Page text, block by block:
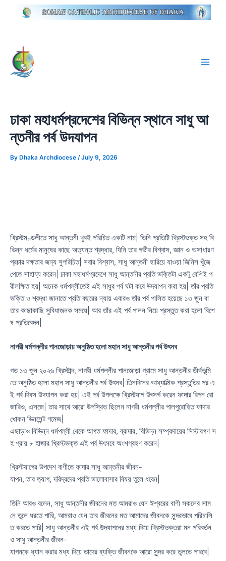
ঢাকা মহাধর্মপ্রদেশের বিভিন্ন স্থানে সাধু আ
ন্তনীর পর্ব উদযাপন
By Dhaka Archdiocese /July 9, 2026
খ্রিস্টমণ্ডলীতে সাধু আন্তনী খুবই পরিচিত একটি নাম| তিনি প্রতিটি খ্রিস্টভক্ত সহ বি
ভিন্ন ধর্মের মানুষের কাছে অত্যন্ত শ্রদ্ধার, যিনি তার গভীর বিশ্বাস, জ্ঞান ও অসাধারণ
প্রচার দক্ষতার জন্য সুপরিচিত| সবার বিশ্বাস, সাধু আন্তনী হারিয়ে যাওয়া জিনিস খুঁজে
পেতে সাহায্য করেন| ঢাকা মহাধর্মপ্রদেশে সাধু আন্তনীর প্রতি ভক্তিটা একটু বেশিই প
রীলক্ষিত হয়| অনেক ধর্মপল্লীতেই এই সাধুর পর্ব ঘটা করে উদযাপন করা হয়| তাঁর প্রতি
ভক্তি ও শ্রদ্ধা জানাতে প্রতি বছরের ন্যায় এবারও তাঁর পর্ব পালিত হয়েছে ১৩ জুন বা
তার কাছাকাছি সুবিধাজনক সময়ে| আর তাঁর এই পর্ব পালন নিয়ে প্রস্তুত করা হলো বিশে
ষ প্রতিবেদন|
নাগরীধর্মপল্লীরপানজোড়ায়অনুষ্ঠিতহলোমহানসাধুআন্তনীরপর্বউৎসব
গত ১৩ জুন ২০২৬ খ্রিস্টাব্দ, নাগরী ধর্মপল্লীর পানজোড়া গ্রামে সাধু আন্তনীর তীর্থভূমি
তে অনুষ্ঠিত হলো মহান সাধু আন্তনীর পর্ব উৎসব| তিনদিনের আধ্যাত্মিক প্রস্তুতির পর এ
ই পর্ব দিবস উদযাপন করা হয়| এই পর্ব উপলক্ষে খ্রিস্টযাগ উৎসর্গ করেন ফাদার রিপন রো
জারিও, এসজে| তার সাথে আরো উপস্থিত ছিলেন নাগরী ধর্মপল্লীর পালপুরোহিত ফাদার
খোকন ভিনসেন্ট গমেজ|
এছাড়াও বিভিন্ন ধর্মপল্লী থেকে আগত ফাদার, ব্রাদার, বিভিন্ন সম্প্রদায়ের সিস্টারগণ স
হ প্রায় ৮ হাজার খ্রিস্টভক্ত এই পর্ব উৎসবে অংশগ্রহণ করেন|
খ্রিস্টযাগের উপদেশ বাণীতে ফাদার সাধু আন্তনীর জীবন-
যাপন, তার ত্যাগ, দরিদ্রদের প্রতি ভালোবাসার বিষয় তুলে ধরেন|
তিনি আরও বলেন, সাধু আন্তনীর জীবনের মত আমরাও যেন ঈশ্বরের বাণী সকলের সাম
নে তুলে ধরতে পারি, আমরাও যেন তার জীবনের মত আমাদের জীবনকে সুন্দরভাবে পরিচালি
ত করতে পারি| সাধু আন্তনীর এই পর্ব উদযাপনের মধ্য দিয়ে খ্রিস্টভক্তরা মন পরিবর্তন
ও সাধু আন্তনীর জীবন-
যাপনকে ধ্যান করার মধ্য দিয়ে তাদের ব্যক্তি জীবনকে আরো সুন্দর করে তুলতে পারবে|
Post
navigation